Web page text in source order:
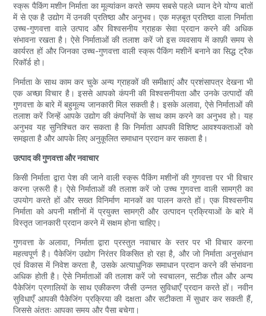
स्क्रू पैकिंग मशीन निर्माता का मूल्यांकन करते समय सबसे पहले ध्यान देने योग्य बातों
में से एक है उद्योग में उनकी प्रतिष्ठा और अनुभव। एक मज़बूत प्रतिष्ठा वाला निर्माता
उच्च-गुणवत्ता वाले उत्पाद और विश्वसनीय ग्राहक सेवा प्रदान करने की अधिक
संभावना रखता है। ऐसे निर्माताओं की तलाश करें जो इस व्यवसाय में काफ़ी समय से
कार्यरत हों और जिनका उच्च-गुणवत्ता वाली स्क्रू पैकिंग मशीनें बनाने का सिद्ध ट्रैक
रिकॉर्ड हो।
निर्माता के साथ काम कर चुके अन्य ग्राहकों की समीक्षाएं और प्रशंसापत्र देखना भी
एक अच्छा विचार है। इससे आपको कंपनी की विश्वसनीयता और उनके उत्पादों की
गुणवत्ता के बारे में बहुमूल्य जानकारी मिल सकती है। इसके अलावा, ऐसे निर्माताओं की
तलाश करें जिन्हें आपके उद्योग की कंपनियों के साथ काम करने का अनुभव हो। यह
अनुभव यह सुनिश्चित कर सकता है कि निर्माता आपकी विशिष्ट आवश्यकताओं को
समझता है और आपके लिए अनुकूलित समाधान प्रदान कर सकता है।
उत्पाद की गुणवत्ता और नवाचार
किसी निर्माता द्वारा पेश की जाने वाली स्क्रू पैकिंग मशीनों की गुणवत्ता पर भी विचार
करना ज़रूरी है। ऐसे निर्माताओं की तलाश करें जो उच्च गुणवत्ता वाली सामग्री का
उपयोग करते हों और सख्त विनिर्माण मानकों का पालन करते हों। एक विश्वसनीय
निर्माता को अपनी मशीनों में प्रयुक्त सामग्री और उत्पादन प्रक्रियाओं के बारे में
विस्तृत जानकारी प्रदान करने में सक्षम होना चाहिए।
गुणवत्ता के अलावा, निर्माता द्वारा प्रस्तुत नवाचार के स्तर पर भी विचार करना
महत्वपूर्ण है। पैकेजिंग उद्योग निरंतर विकसित हो रहा है, और जो निर्माता अनुसंधान
एवं विकास में निवेश करता है, उसके अत्याधुनिक समाधान प्रदान करने की संभावना
अधिक होती है। ऐसे निर्माताओं की तलाश करें जो स्वचालन, सटीक तौल और अन्य
पैकेजिंग प्रणालियों के साथ एकीकरण जैसी उन्नत सुविधाएँ प्रदान करते हों। नवीन
सुविधाएँ आपकी पैकेजिंग प्रक्रिया की दक्षता और सटीकता में सुधार कर सकती हैं,
जिससे अंततः आपका समय और पैसा बचेगा।